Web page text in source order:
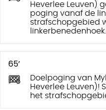
Heverlee Leuven)
poging vanaf de
strafschopgebied
linkerbenedenhoek.
65’
Doelpoging van
Heverlee Leuven)!
het